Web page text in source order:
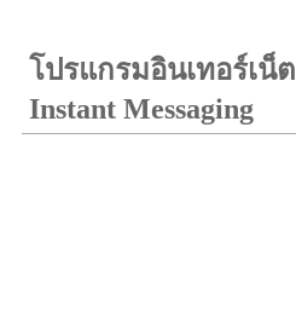
โปรแกรมอินเทอร์เน็ต
Instant Messaging